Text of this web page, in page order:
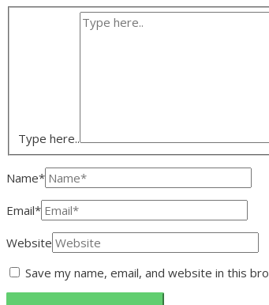
Type here..
Name*
Email*
Website
Save my name, email, and website in this